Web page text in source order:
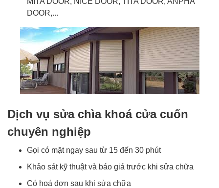
DOOR,...
Dịch vụ sửa chìa khoá cửa cuốn
chuyên nghiệp
Gọi có mặt ngay sau từ 15 đến 30 phút
Khảo sát kỹ thuật và báo giá trước khi sửa chữa
Có hoá đơn sau khi sửa chữa